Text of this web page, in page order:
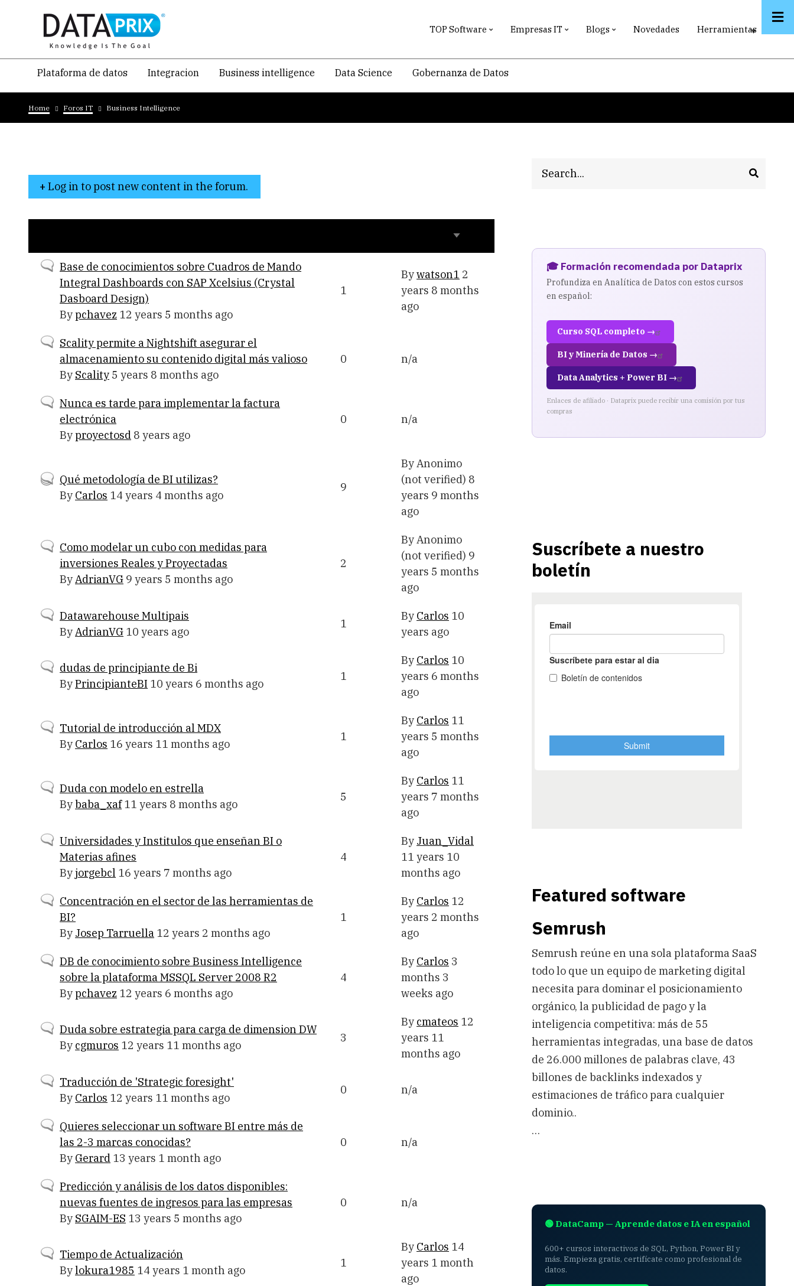
content
TOP Software Empresas IT Blogs Novedades Herramientas
Navegacion
temática
principal
Plataforma de datos Integracion Business intelligence Data Science Gobernanza de Datos
Breadcrumb
Home Foros IT Business Intelligence
Log in to post new content in the forum.
Sort
ascending
Normal
topic
Base de conocimientos sobre Cuadros de Mando
Integral Dashboards con SAP Xcelsius (Crystal
Dasboard Design)
Bypchavez 12 years 5 months ago
1
Bywatson1 2
years 8 months
ago
Normal
topic
Scality permite a Nightshift asegurar el
almacenamiento su contenido digital más valioso
By Scality 5 years 8 months ago
0 n/a
Normal
topic
Nunca es tarde para implementar la factura
electrónica
Byproyectosd 8 years ago
0 n/a
Hot
topic
Qué metodología de BI utilizas?
By Carlos 14 years 4 months ago
9
ByAnonimo
(not verified) 8
years 9 months
ago
Normal
topic
Como modelar un cubo con medidas para
inversiones Reales y Proyectadas
ByAdrianVG 9 years 5 months ago
2
ByAnonimo
(not verified) 9
years 5 months
ago
Normal
topic
Datawarehouse Multipais
ByAdrianVG 10 years ago
1
By Carlos 10
years ago
Normal
topic
dudas de principiante de Bi
ByPrincipianteBI 10 years 6 months ago
1
By Carlos 10
years 6 months
ago
Normal
topic
Tutorial de introducción al MDX
By Carlos 16 years 11 months ago
1
By Carlos 11
years 5 months
ago
Normal
topic
Duda con modelo en estrella
Bybaba_xaf11 years 8 months ago
5
By Carlos 11
years 7 months
ago
Normal
topic
Universidades y Institulos que enseñan BI o
Materias afines
Byjorgebcl 16 years 7 months ago
4
By Juan_Vidal
11 years 10
months ago
Normal
topic
Concentración en el sector de las herramientas de
BI?
By Josep Tarruella 12 years 2 months ago
1
By Carlos 12
years 2 months
ago
Normal
topic
DB de conocimiento sobre Business Intelligence
sobre la plataforma MSSQL Server 2008 R2
Bypchavez 12 years 6 months ago
4
By Carlos 3
months 3
weeks ago
Normal
topic
Duda sobre estrategia para carga de dimension DW
By cgmuros 12 years 11 months ago
3
By cmateos 12
years 11
months ago
Normal
topic
Traducción de 'Strategic foresight'
By Carlos 12 years 11 months ago
0 n/a
Normal
topic
Quieres seleccionar un software BI entre más de
las 2-3 marcas conocidas?
By Gerard 13 years 1 month ago
0 n/a
Normal
topic
Predicción y análisis de los datos disponibles:
nuevas fuentes de ingresos para las empresas
By SGAIM-ES 13 years 5 months ago
0 n/a
Normal
topic
Tiempo de Actualización
Bylokura1985 14 years 1 month ago
1
By Carlos 14
years 1 month
ago
🎓 Formación recomendada por Dataprix
Profundiza en Analítica de Datos con estos cursos
en español:
Curso SQL completo →
BI y Minería de Datos →
Data Analytics + Power BI →
Enlaces de afiliado · Dataprix puede recibir una comisión por tus
compras
Suscríbete a nuestro
boletín
Featured software
Semrush
Semrush reúne en una sola plataforma SaaS
todo lo que un equipo de marketing digital
necesita para dominar el posicionamiento
orgánico, la publicidad de pago y la
inteligencia competitiva: más de 55
herramientas integradas, una base de datos
de 26.000 millones de palabras clave, 43
billones de backlinks indexados y
estimaciones de tráfico para cualquier
dominio..
…
🟢 DataCamp — Aprende datos e IA en español
600+ cursos interactivos de SQL, Python, Power BI y
más. Empieza gratis, certifícate como profesional de
datos.